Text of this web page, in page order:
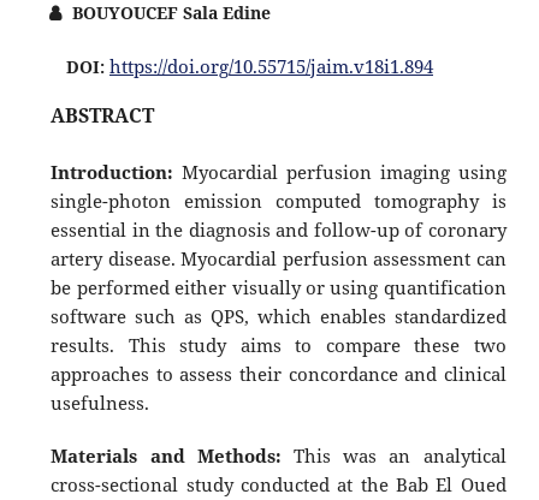
BOUYOUCEF Sala Edine
DOI: https://doi.org/10.55715/jaim.v18i1.894
ABSTRACT
Introduction: Myocardial perfusion imaging using
single-photon emission computed tomography is
essential in the diagnosis and follow-up of coronary
artery disease. Myocardial perfusion assessment can
be performed either visually or using quantification
software such as QPS, which enables standardized
results. This study aims to compare these two
approaches to assess their concordance and clinical
usefulness.
Materials and Methods: This was an analytical
cross-sectional study conducted at the Bab El Oued